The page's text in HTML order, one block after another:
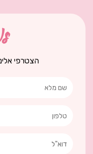
הצטרפי